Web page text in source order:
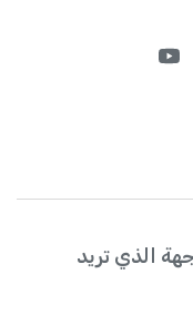
الذي تريد